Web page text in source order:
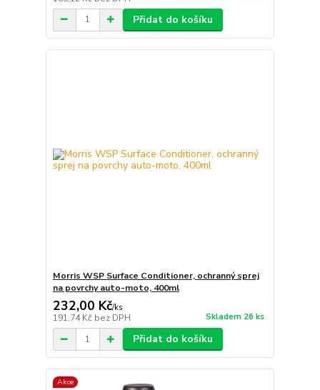
Přidat do košíku
Morris WSP Surface Conditioner, ochranný sprej
na povrchy auto-moto, 400ml
232,00 Kč/ks
191,74 Kč bez DPH Skladem 26 ks
Přidat do košíku
Akce